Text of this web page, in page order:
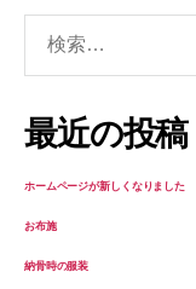
最近の投稿
ホームページが新しくなりました
お布施
納骨時の服装